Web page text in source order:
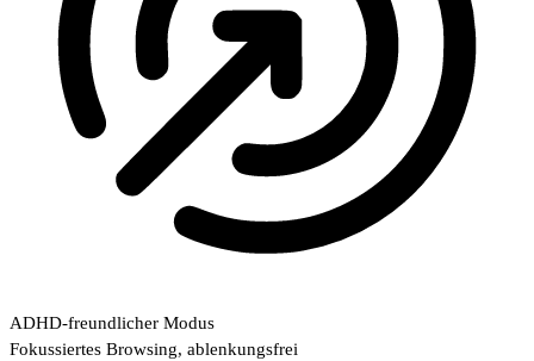
ADHD-freundlicher Modus
Fokussiertes Browsing, ablenkungsfrei